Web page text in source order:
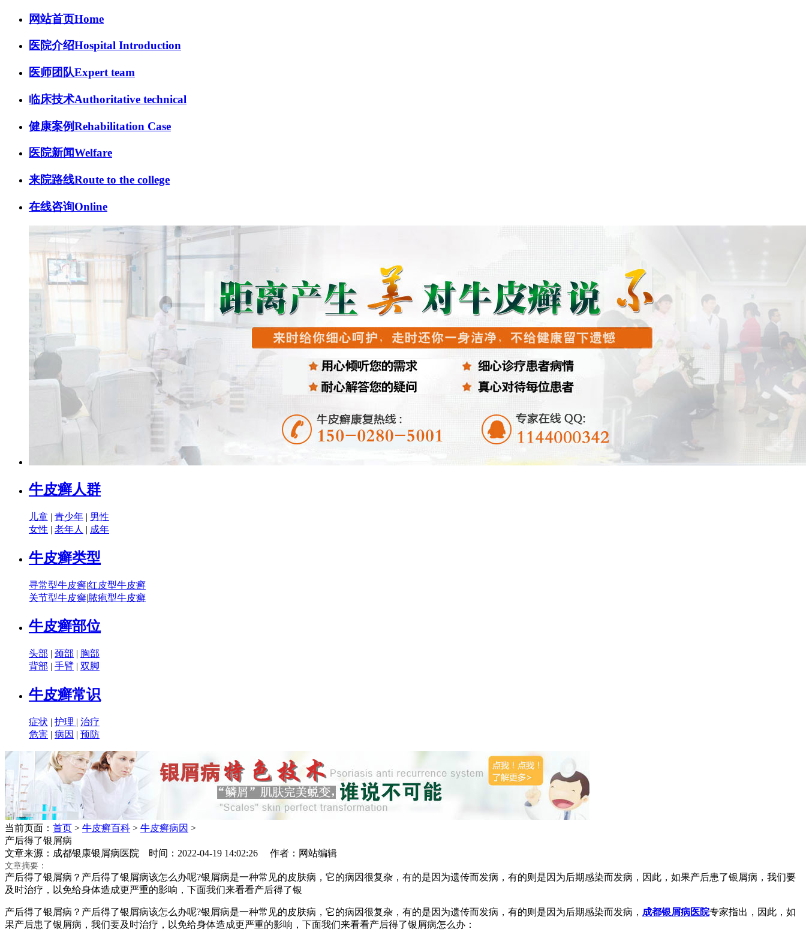
网站首页Home
医院介绍Hospital Introduction
医师团队Expert team
临床技术Authoritative technical
健康案例Rehabilitation Case
医院新闻Welfare
来院路线Route to the college
在线咨询Online
牛皮癣人群
儿童 | 青少年 | 男性
女性 | 老年人 | 成年
牛皮癣类型
寻常型牛皮癣|红皮型牛皮癣
关节型牛皮癣|脓疱型牛皮癣
牛皮癣部位
头部 | 颈部 | 胸部
背部 | 手臂 | 双脚
牛皮癣常识
症状 | 护理 | 治疗
危害 | 病因 | 预防
当前页面： 首页 > 牛皮癣百科 > 牛皮癣病因 >
产后得了银屑病
文章来源：成都银康银屑病医院 时间：2022-04-19 14:02:26 作者：网站编辑
文章摘要：
产后得了银屑病？产后得了银屑病该怎么办呢?银屑病是一种常见的皮肤病，它的病因很复杂，有的是因为遗传而发病，有的则是因为后期感染而发病，因此，如果产后患了银屑病，我们要
及时治疗，以免给身体造成更严重的影响，下面我们来看看产后得了银
产后得了银屑病？产后得了银屑病该怎么办呢?银屑病是一种常见的皮肤病，它的病因很复杂，有的是因为遗传而发病，有的则是因为后期感染而发病， 成都银屑病医院专家指出，因此，如
果产后患了银屑病，我们要及时治疗，以免给身体造成更严重的影响，下面我们来看看产后得了银屑病怎么办：